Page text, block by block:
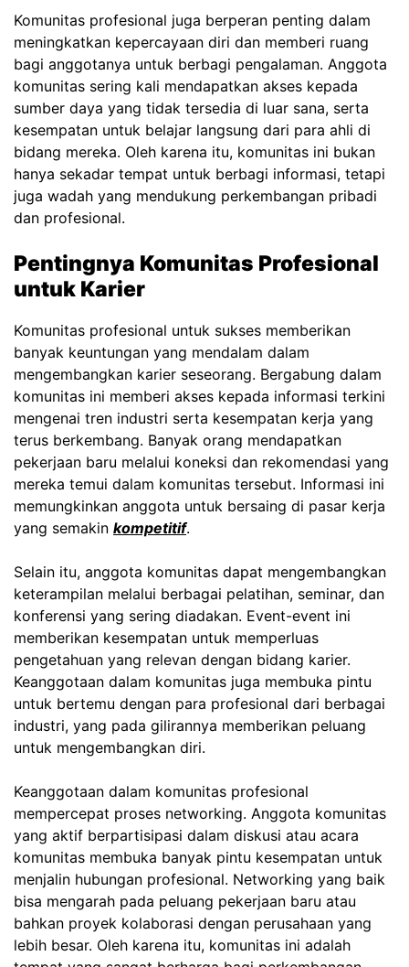
Komunitas profesional juga berperan penting dalam
meningkatkan kepercayaan diri dan memberi ruang
bagi anggotanya untuk berbagi pengalaman. Anggota
komunitas sering kali mendapatkan akses kepada
sumber daya yang tidak tersedia di luar sana, serta
kesempatan untuk belajar langsung dari para ahli di
bidang mereka. Oleh karena itu, komunitas ini bukan
hanya sekadar tempat untuk berbagi informasi, tetapi
juga wadah yang mendukung perkembangan pribadi
dan profesional.
Pentingnya Komunitas Profesional
untuk Karier
Komunitas profesional untuk sukses memberikan
banyak keuntungan yang mendalam dalam
mengembangkan karier seseorang. Bergabung dalam
komunitas ini memberi akses kepada informasi terkini
mengenai tren industri serta kesempatan kerja yang
terus berkembang. Banyak orang mendapatkan
pekerjaan baru melalui koneksi dan rekomendasi yang
mereka temui dalam komunitas tersebut. Informasi ini
memungkinkan anggota untuk bersaing di pasar kerja
yang semakin kompetitif.
Selain itu, anggota komunitas dapat mengembangkan
keterampilan melalui berbagai pelatihan, seminar, dan
konferensi yang sering diadakan. Event-event ini
memberikan kesempatan untuk memperluas
pengetahuan yang relevan dengan bidang karier.
Keanggotaan dalam komunitas juga membuka pintu
untuk bertemu dengan para profesional dari berbagai
industri, yang pada gilirannya memberikan peluang
untuk mengembangkan diri.
Keanggotaan dalam komunitas profesional
mempercepat proses networking. Anggota komunitas
yang aktif berpartisipasi dalam diskusi atau acara
komunitas membuka banyak pintu kesempatan untuk
menjalin hubungan profesional. Networking yang baik
bisa mengarah pada peluang pekerjaan baru atau
bahkan proyek kolaborasi dengan perusahaan yang
lebih besar. Oleh karena itu, komunitas ini adalah